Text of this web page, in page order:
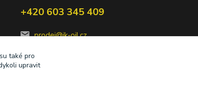
+420 603 345 409
prodej@ik-oil.cz
také pro
upravit